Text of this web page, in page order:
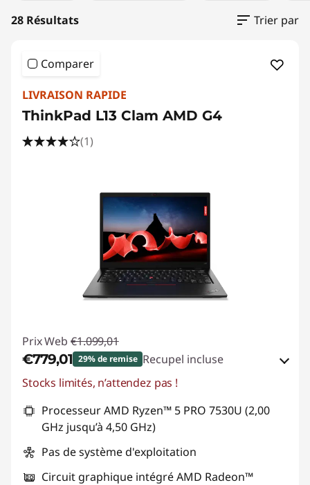
28 Résultats Trier par
Comparer
LIVRAISON RAPIDE
ThinkPad L13 Clam AMD G4
(1)
Prix Web €1.099,01
€779,01 29% de remise Recupel incluse
Bons de réduction en ligne :
Code de réduction :THINK-SUMMER
Stocks limités, n’attendez pas !
Processeur AMD Ryzen™ 5 PRO 7530U (2,00
GHz jusqu’à 4,50 GHz)
Pas de système d'exploitation
Circuit graphique intégré AMD Radeon™